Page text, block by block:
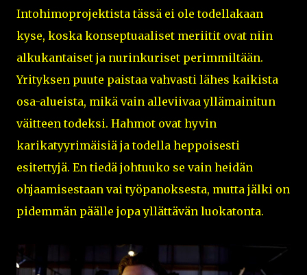
Intohimoprojektista tässä ei ole todellakaan
kyse, koska konseptuaaliset meriitit ovat niin
alkukantaiset ja nurinkuriset perimmiltään.
Yrityksen puute paistaa vahvasti lähes kaikista
osa-alueista, mikä vain alleviivaa yllämainitun
väitteen todeksi. Hahmot ovat hyvin
karikatyyrimäisiä ja todella heppoisesti
esitettyjä. En tiedä johtuuko se vain heidän
ohjaamisestaan vai työpanoksesta, mutta jälki on
pidemmän päälle jopa yllättävän luokatonta.